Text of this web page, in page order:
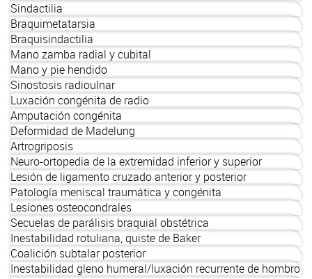
Sindactilia
Braquimetatarsia
Braquisindactilia
Mano zamba radial y cubital
Mano y pie hendido
Sinostosis radioulnar
Luxación congénita de radio
Amputación congénita
Deformidad de Madelung
Artrogriposis
Neuro-ortopedia de la extremidad inferior y superior
Lesión de ligamento cruzado anterior y posterior
Patología meniscal traumática y congénita
Lesiones osteocondrales
Secuelas de parálisis braquial obstétrica
Inestabilidad rotuliana, quiste de Baker
Coalición subtalar posterior
Inestabilidad gleno humeral/luxación recurrente de hombro